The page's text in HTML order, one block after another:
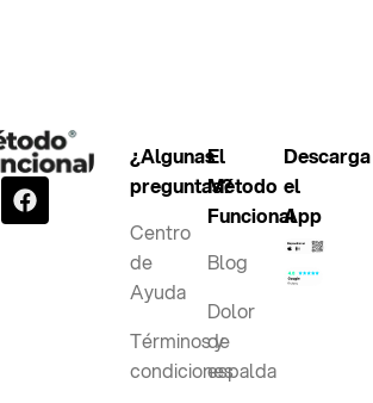
¿Algunas
preguntas?
Centro
de
Ayuda
Términos y
condiciones
El
Método
Funcional
Blog
Dolor
de
espalda
Descarga
el
App